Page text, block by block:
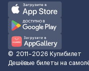
© 2011–2026 Купибилет
Дешёвые билеты на